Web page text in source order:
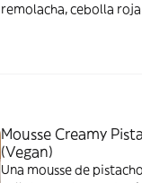
remolacha, cebolla
Mousse Creamy
(Vegan)
Una mousse de